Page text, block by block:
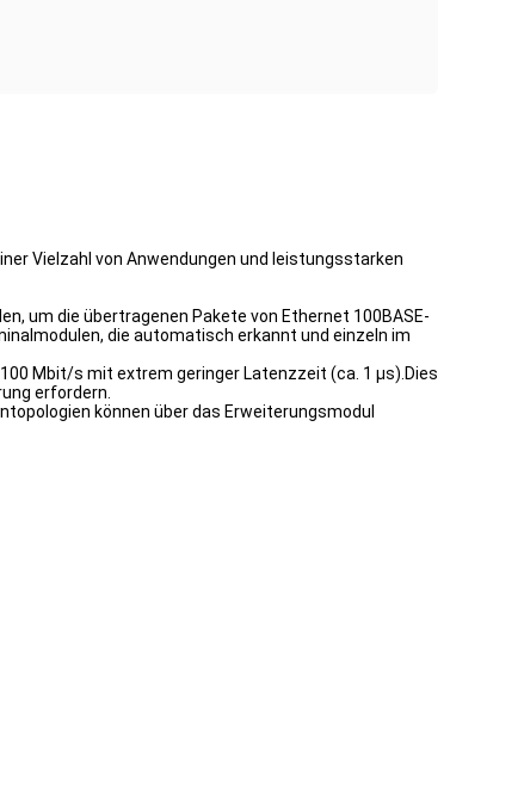
Vielzahl von Anwendungen und leistungsstarken
um die übertragenen Pakete von Ethernet 100BASE-
die automatisch erkannt und einzeln im
Mbit/s mit extrem geringer Latenzzeit (ca. 1 μs).Dies
erfordern.
können über das Erweiterungsmodul